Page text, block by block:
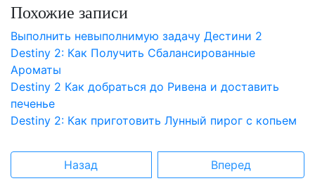
Похожие записи
Выполнить невыполнимую задачу Дестини 2
Destiny 2: Как Получить Сбалансированные
Ароматы
Destiny 2 Как добраться до Ривена и доставить
печенье
Destiny 2: Как приготовить Лунный пирог с копьем
Назад Вперед